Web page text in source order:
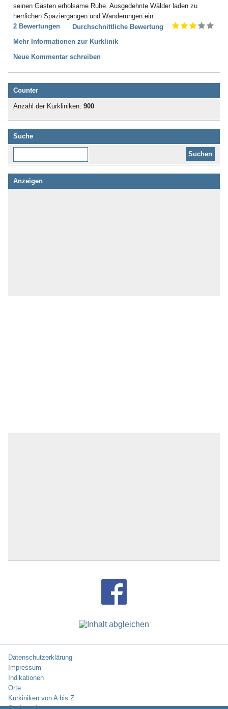
seinen Gästen erholsame Ruhe. Ausgedehnte Wälder laden zu
herrlichen Spaziergängen und Wanderungen ein.
2 Bewertungen
Durchschnittliche Bewertung
Mehr Informationen zur Kurklinik
Neue Kommentar schreiben
Counter
Anzahl der Kurkliniken: 900
Suche
Anzeigen
Datenschutzerklärung
Impressum
Indikationen
Orte
Kurkiniken von A bis Z